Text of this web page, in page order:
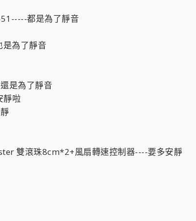
都是為了靜音
為了靜音
是為了靜音
靜啦
雙滾珠8cm*2+風扇轉速控制器----要多安